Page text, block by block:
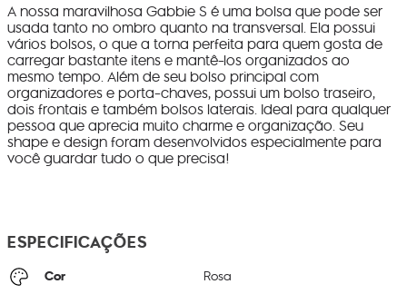
A nossa maravilhosa Gabbie S é uma bolsa que pode ser
usada tanto no ombro quanto na transversal. Ela possui
vários bolsos, o que a torna perfeita para quem gosta de
carregar bastante itens e mantê-los organizados ao
mesmo tempo. Além de seu bolso principal com
organizadores e porta-chaves, possui um bolso traseiro,
dois frontais e também bolsos laterais. Ideal para qualquer
pessoa que aprecia muito charme e organização. Seu
shape e design foram desenvolvidos especialmente para
você guardar tudo o que precisa!
ESPECIFICAÇÕES
Cor Rosa